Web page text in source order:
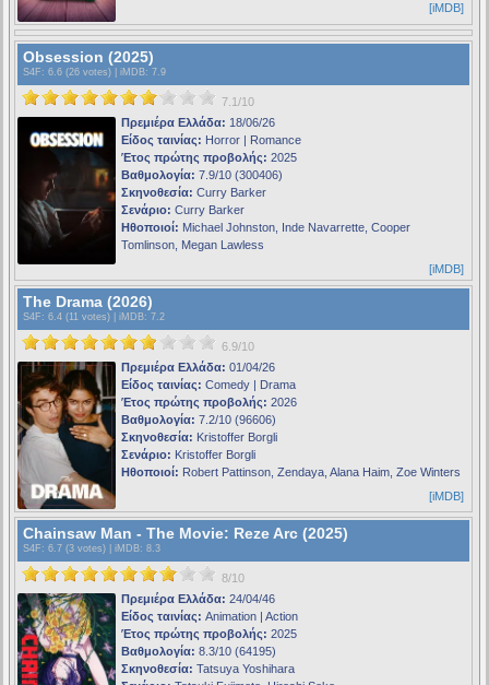
[iMDB]
Obsession (2025)
S4F : 6.6 (26 votes) | iMDB: 7.9
7.1/10
Πρεμιέρα Ελλάδα: 18/06/26
Είδος ταινίας: Horror | Romance
Έτος πρώτης προβολής: 2025
Βαθμολογία: 7.9/10 (300406)
Σκηνοθεσία: Curry Barker
Σενάριο: Curry Barker
Ηθοποιοί: Michael Johnston, Inde Navarrette, Cooper
Tomlinson, Megan Lawless
[iMDB]
The Drama (2026)
S4F : 6.4 (11 votes) | iMDB: 7.2
6.9/10
Πρεμιέρα Ελλάδα: 01/04/26
Είδος ταινίας: Comedy | Drama
Έτος πρώτης προβολής: 2026
Βαθμολογία: 7.2/10 (96606)
Σκηνοθεσία: Kristoffer Borgli
Σενάριο: Kristoffer Borgli
Ηθοποιοί: Robert Pattinson, Zendaya, Alana Haim, Zoe Winters
[iMDB]
Chainsaw Man - The Movie: Reze Arc (2025)
S4F : 6.7 (3 votes) | iMDB: 8.3
8/10
Πρεμιέρα Ελλάδα: 24/04/46
Είδος ταινίας: Animation | Action
Έτος πρώτης προβολής: 2025
Βαθμολογία: 8.3/10 (64195)
Σκηνοθεσία: Tatsuya Yoshihara